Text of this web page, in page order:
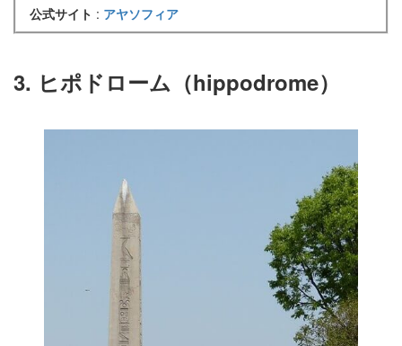
公式サイト : アヤソフィア
3. ヒポドローム（hippodrome）